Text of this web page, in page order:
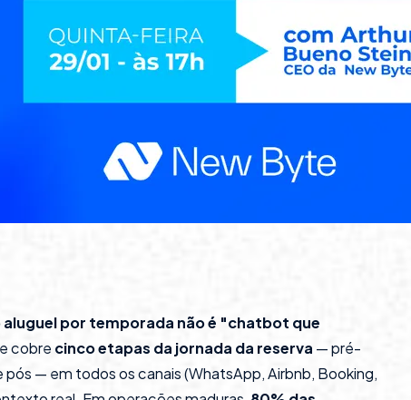
por temporada não é "chatbot que
cobre cinco etapas da jornada da reserva — pré-
— em todos os canais (WhatsApp, Airbnb, Booking,